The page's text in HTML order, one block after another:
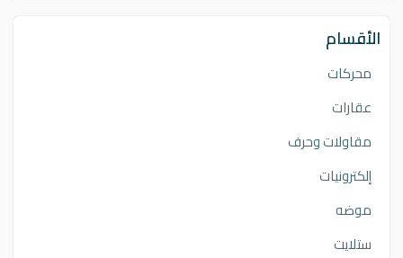
الأقسام
محركات
عقارات
مقاولات وحرف
إلكترونيات
موضه
ستلايت